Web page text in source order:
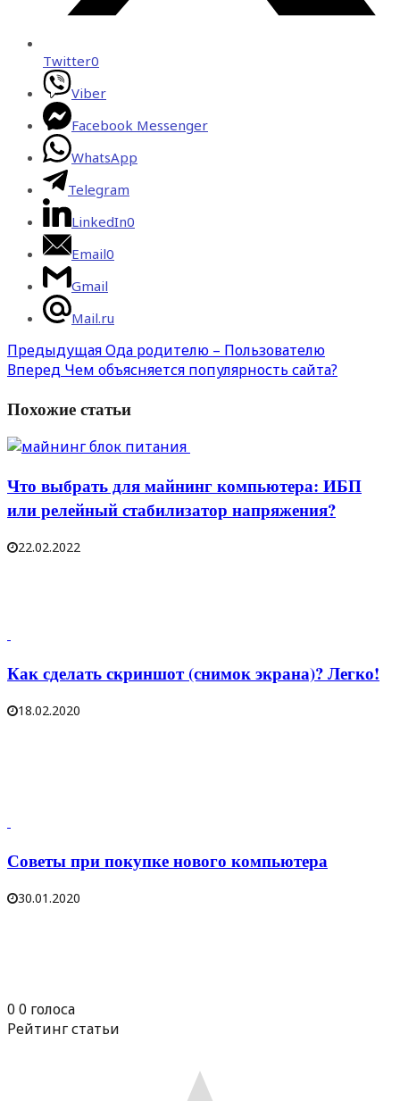
Twitter0
Viber
Facebook Messenger
WhatsApp
Telegram
LinkedIn0
Email0
Gmail
Mail.ru
ПредыдущаяОда родителю – Пользователю
Вперед Чем объясняется популярность сайта?
Похожие статьи
Что выбрать для майнинг компьютера: ИБП
или релейный стабилизатор напряжения?
22.02.2022
Как сделать скриншот (снимок экрана)? Легко!
18.02.2020
Советы при покупке нового компьютера
30.01.2020
00 голоса
Рейтинг статьи